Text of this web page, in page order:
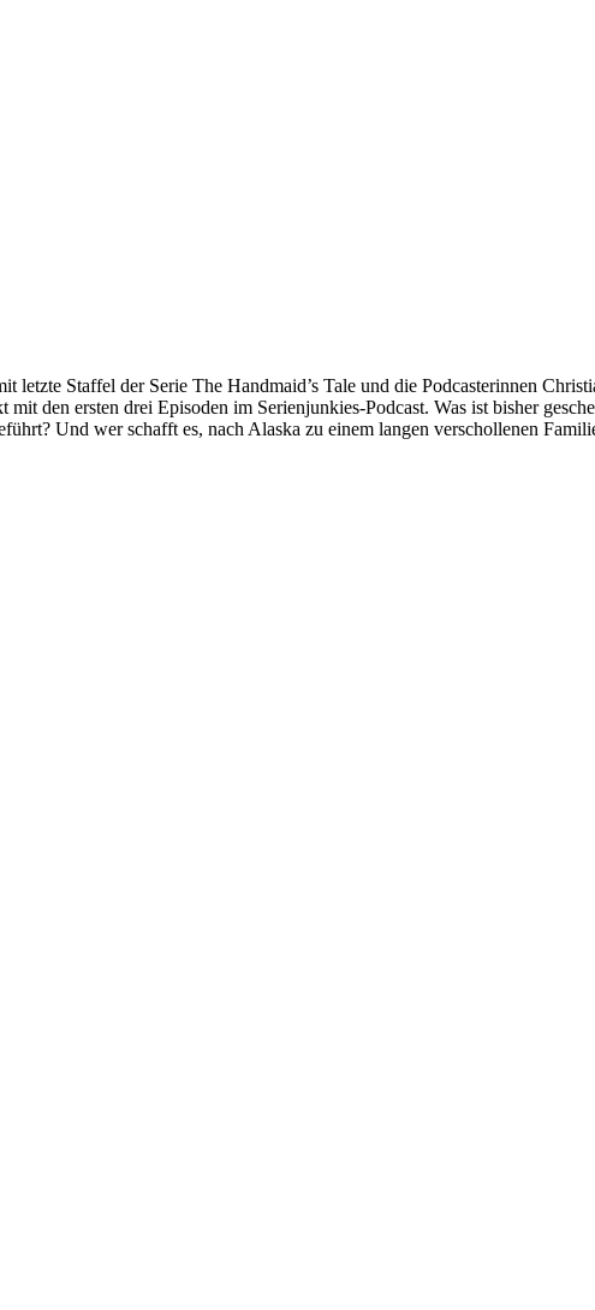
letzte Staffel der Serie The Handmaid’s Tale und die Podcasterinnen
den ersten drei Episoden im Serienjunkies-Podcast. Was ist bisher
Und wer schafft es, nach Alaska zu einem langen verschollenen